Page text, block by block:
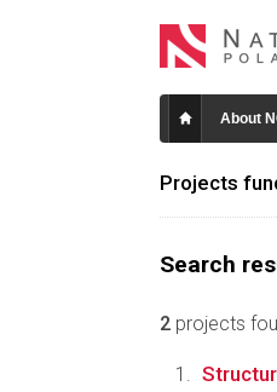
About
Projects
Search
2 projects